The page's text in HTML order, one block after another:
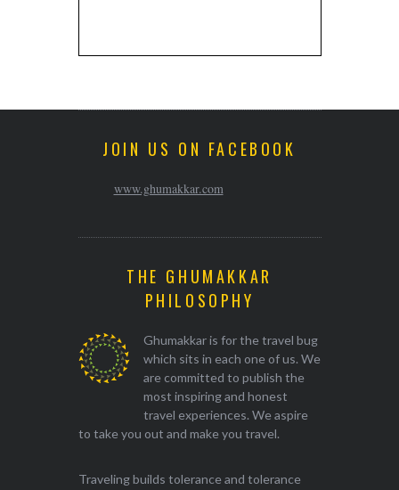
JOIN US ON FACEBOOK
www.ghumakkar.com
THE GHUMAKKAR
PHILOSOPHY
Ghumakkar is for the travel bug
which sits in each one of us. We
are committed to publish the
most inspiring and honest
travel experiences. We aspire
to take you out and make you travel.
Traveling builds tolerance and tolerance